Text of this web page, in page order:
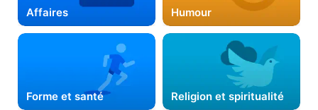
Affaires Humour
Forme et santé Religion et spiritualité